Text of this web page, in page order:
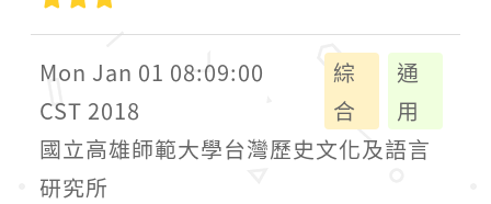
Mon Jan 01 08:09:00
CST 2018
綜
合
通
用
國立高雄師範大學台灣歷史文化及語言
研究所